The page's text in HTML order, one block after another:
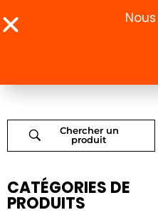
Chercher un
produit
CATÉGORIES DE
PRODUITS